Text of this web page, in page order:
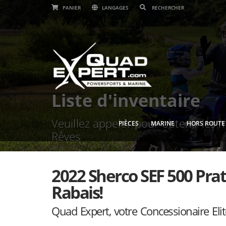
PANIER LANGAGES
PIÈCES MARINE HORS ROUTE
Liste d'inventaire
Veuillez appeler pour obtenir les
Rêves
2022 Sherco SEF 500
Rabais!
Quad Expert, votre Concessionaire